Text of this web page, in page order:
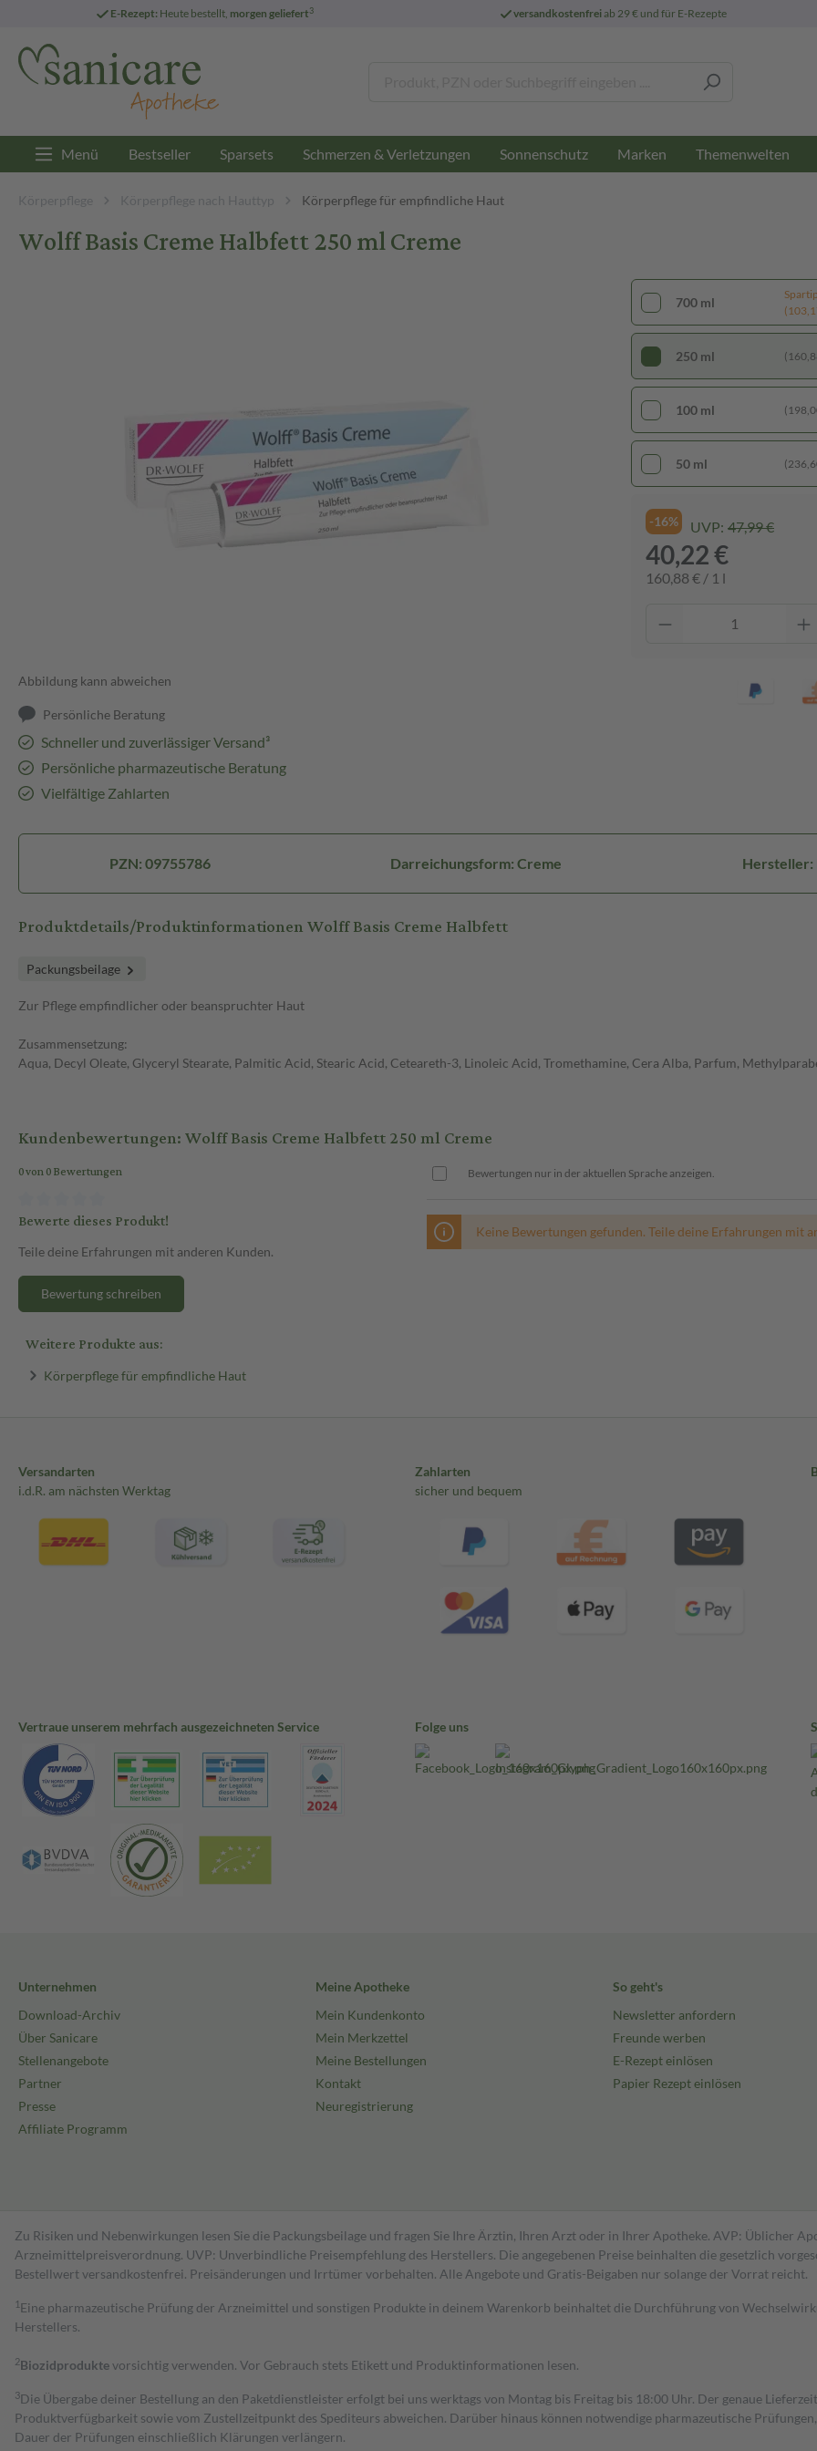
E-Rezept: Heute bestellt, morgen geliefert3 versandkostenfreiab 29 € und für E-Rezepte
Menü Bestseller Sparsets Schmerzen & Verletzungen Sonnenschutz Marken Themenwelten
Körperpflege Körperpflege nach Hauttyp Körperpflege für empfindliche Haut
Wolff Basis Creme Halbfett 250 ml Creme
Abbildung kann abweichen
Persönliche Beratung
Schneller und zuverlässiger Versand³
Persönliche pharmazeutische Beratung
Vielfältige Zahlarten
700 ml
250 ml
100 ml
50 ml
-16% UVP: 47,99 €
40,22 €
160,88 € / 1 l
PZN: 09755786 Darreichungsform: Creme Hersteller:
Produktdetails/Produktinformationen Wolff Basis Creme Halbfett
Packungsbeilage
Zur Pflege empfindlicher oder beanspruchter Haut
Zusammensetzung:
Aqua, Decyl Oleate, Glyceryl Stearate, Palmitic Acid, Stearic Acid, Ceteareth-3, Linoleic Acid, Tromethamine, Cera Alba, Parfum,
Kundenbewertungen: Wolff Basis Creme Halbfett 250 ml Creme
0 von 0 Bewertungen
Bewerte dieses Produkt!
Teile deine Erfahrungen mit anderen Kunden.
Bewertung schreiben
Bewertungen nur in der aktuellen Sprache anzeigen.
Keine Bewertungen gefunden. Teile deine Erfahrungen mit
Weitere Produkte aus:
Körperpflege für empfindliche Haut
Versandarten
i.d.R. am nächsten Werktag
Zahlarten
sicher und bequem
Vertraue unserem mehrfach ausgezeichneten Service Folge uns
Unternehmen
Download-Archiv
Über Sanicare
Stellenangebote
Partner
Presse
Affiliate Programm
Meine Apotheke
Mein Kundenkonto
Mein Merkzettel
Meine Bestellungen
Kontakt
Neuregistrierung
So geht's
Newsletter anfordern
Freunde werben
E-Rezept einlösen
Papier Rezept einlösen
Zu Risiken und Nebenwirkungen lesen Sie die Packungsbeilage und fragen Sie Ihre Ärztin, Ihren Arzt oder in Ihrer Apotheke. AVP: Üblicher
Arzneimittelpreisverordnung. UVP: Unverbindliche Preisempfehlung des Herstellers. Die angegebenen Preise beinhalten die gesetzlich
Bestell­wert versand­kosten­frei. Preisänderungen und Irrtümer vorbehalten. Alle Angebote und Gratis-Beigaben nur solange der Vorrat reicht.
1 Eine pharmazeutische Prüfung der Arzneimittel und sonstigen Produkte in deinem Warenkorb beinhaltet die Durchführung von
Herstellers.
2Biozidproduktevorsichtig verwenden. Vor Gebrauch stets Etikett und Produktinformationen lesen.
3Die Übergabe deiner Bestellung an den Paketdienstleister erfolgt bei uns werktags von Montag bis Freitag bis 18:00 Uhr. Der genaue
Produktverfügbarkeit sowie vom Zustellzeitpunkt des Spediteurs abweichen. Darüber hinaus können notwendige pharmazeutische
Dauer der Prüfungen einschließlich Klärungen verlängern.